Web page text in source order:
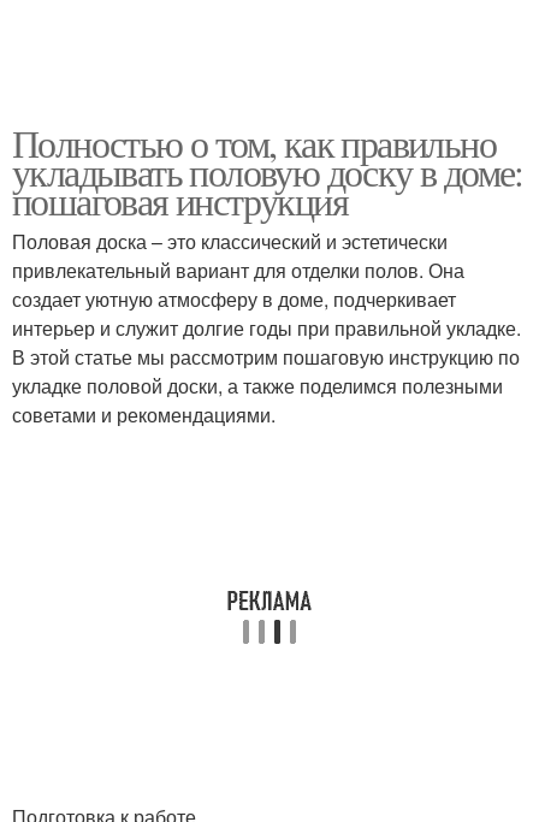
Полностью о том, как правильно
укладывать половую доску в доме:
пошаговая инструкция
Половая доска – это классический и эстетически
привлекательный вариант для отделки полов. Она
создает уютную атмосферу в доме, подчеркивает
интерьер и служит долгие годы при правильной укладке.
В этой статье мы рассмотрим пошаговую инструкцию по
укладке половой доски, а также поделимся полезными
советами и рекомендациями.